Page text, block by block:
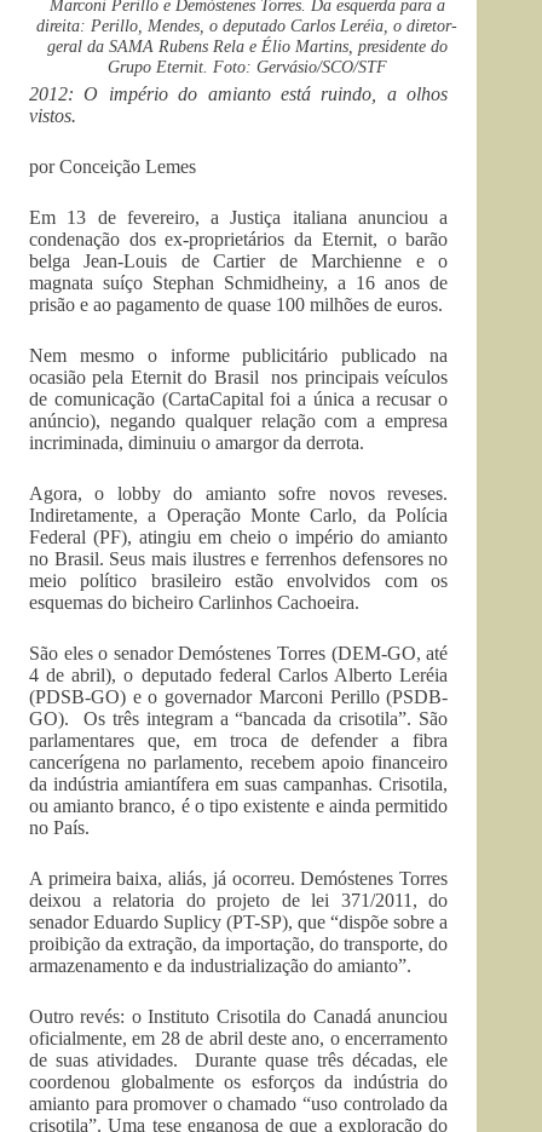
Marconi Perillo e Demóstenes Torres. Da esquerda para a
direita: Perillo, Mendes, o deputado Carlos Leréia, o diretor-
geral da SAMA Rubens Rela e Élio Martins, presidente do
Grupo Eternit. Foto: Gervásio/SCO/STF
2012: O império do amianto está ruindo, a olhos
vistos.
por Conceição Lemes
Em 13 de fevereiro, a Justiça italiana anunciou a
condenação dos ex-proprietários da Eternit, o barão
belga Jean-Louis de Cartier de Marchienne e o
magnata suíço Stephan Schmidheiny, a 16 anos de
prisão e ao pagamento de quase 100 milhões de euros.
Nem mesmo o informe publicitário publicado na
ocasião pela Eternit do Brasil nos principais veículos
de comunicação (CartaCapital foi a única a recusar o
anúncio), negando qualquer relação com a empresa
incriminada, diminuiu o amargor da derrota.
Agora, o lobby do amianto sofre novos reveses.
Indiretamente, a Operação Monte Carlo, da Polícia
Federal (PF), atingiu em cheio o império do amianto
no Brasil. Seus mais ilustres e ferrenhos defensores no
meio político brasileiro estão envolvidos com os
esquemas do bicheiro Carlinhos Cachoeira.
São eles o senador Demóstenes Torres (DEM-GO, até
4 de abril), o deputado federal Carlos Alberto Leréia
(PDSB-GO) e o governador Marconi Perillo (PSDB-
GO). Os três integram a “bancada da crisotila”. São
parlamentares que, em troca de defender a fibra
cancerígena no parlamento, recebem apoio financeiro
da indústria amiantífera em suas campanhas. Crisotila,
ou amianto branco, é o tipo existente e ainda permitido
no País.
A primeira baixa, aliás, já ocorreu. Demóstenes Torres
deixou a relatoria do projeto de lei 371/2011, do
senador Eduardo Suplicy (PT-SP), que “dispõe sobre a
proibição da extração, da importação, do transporte, do
armazenamento e da industrialização do amianto”.
Outro revés: o Instituto Crisotila do Canadá anunciou
oficialmente, em 28 de abril deste ano, o encerramento
de suas atividades. Durante quase três décadas, ele
coordenou globalmente os esforços da indústria do
amianto para promover o chamado “uso controlado da
crisotila”. Uma tese enganosa de que a exploração do